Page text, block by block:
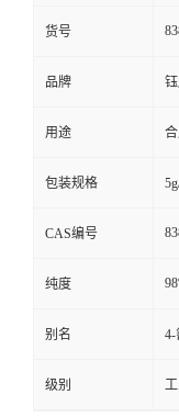
货号
品牌
用途
包装规格
CAS编号
纯度
别名 4-
级别